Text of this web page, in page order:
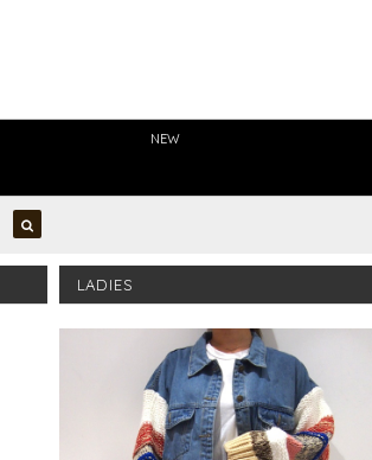
NEW
LADIES